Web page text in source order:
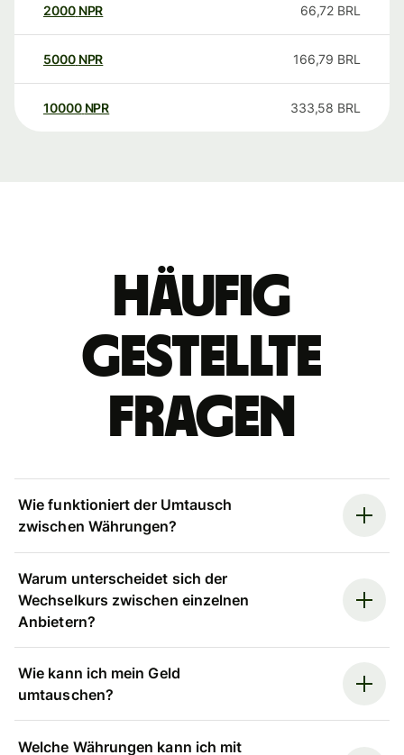
2000 NPR 66,72 BRL
5000 NPR 166,79 BRL
10000 NPR 333,58 BRL
Häufig
gestellte
Fragen
Wie funktioniert der Umtausch
zwischen Währungen?
Warum unterscheidet sich der
Wechselkurs zwischen einzelnen
Anbietern?
Wie kann ich mein Geld
umtauschen?
Welche Währungen kann ich mit